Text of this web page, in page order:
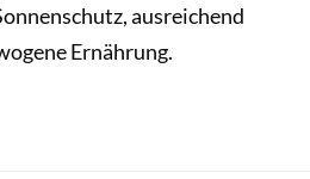
ausreichend
Ernährung.